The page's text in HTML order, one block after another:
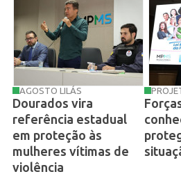
AGOSTO LILÁS
Dourados vira
referência estadual
em proteção às
mulheres vítimas de
violência